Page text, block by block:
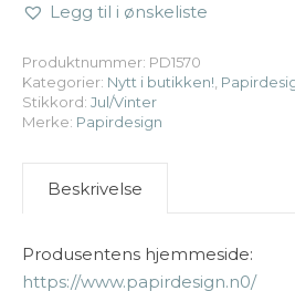
Legg til i ønskeliste
Produktnummer: PD1570
Kategorier: Nytt i butikken!,
Stikkord: Jul/Vinter
Merke: Papirdesign
Beskrivelse
Produsentens hjemmeside:
https://www.papirdesign.n0/